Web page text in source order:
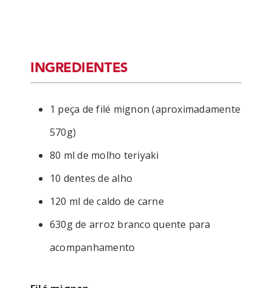
INGREDIENTES
1 peça de filé mignon (aproximadamente
570g)
80 ml de molho teriyaki
10 dentes de alho
120 ml de caldo de carne
630g de arroz branco quente para
acompanhamento